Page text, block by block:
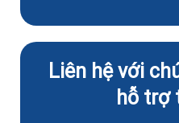
Liên hệ với
hỗ trợ